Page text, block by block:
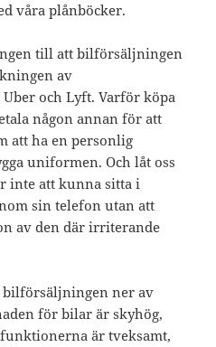
våra plånböcker.
till att bilförsäljningen
av
och Lyft. Varför köpa
någon annan för att
att ha en personlig
uniformen. Och låt oss
inte att kunna sitta i
sin telefon utan att
av den där irriterande
bilförsäljningen ner av
för bilar är skyhög,
är tveksamt,